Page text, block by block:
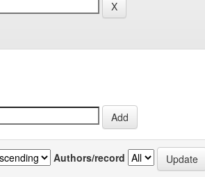
Authors/record